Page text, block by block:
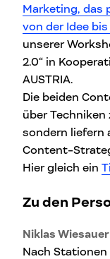
Marketing, das
von der Idee
unserer
2.0“ in
AUSTRIA.
Die beiden
über
sondern liefern
Content-
Hier gleich ein
Zu den
Niklas Wiesauer
Nach Stationen